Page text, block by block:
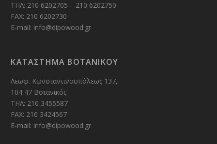
ΤΗΛ: 210 6202705 – 210 6202750
FAX: 210 6202730
E-mail: info@dipowood.gr
ΚΑΤΑΣΤΗΜΑ ΒΟΤΑΝΙΚΟΥ
Λεωφ. Κωνσταντινουπόλεως 137,
104 47 Βοτανικός
ΤΗΛ: 210 3455587
FAX: 210 3424567
E-mail: info@dipowood.gr